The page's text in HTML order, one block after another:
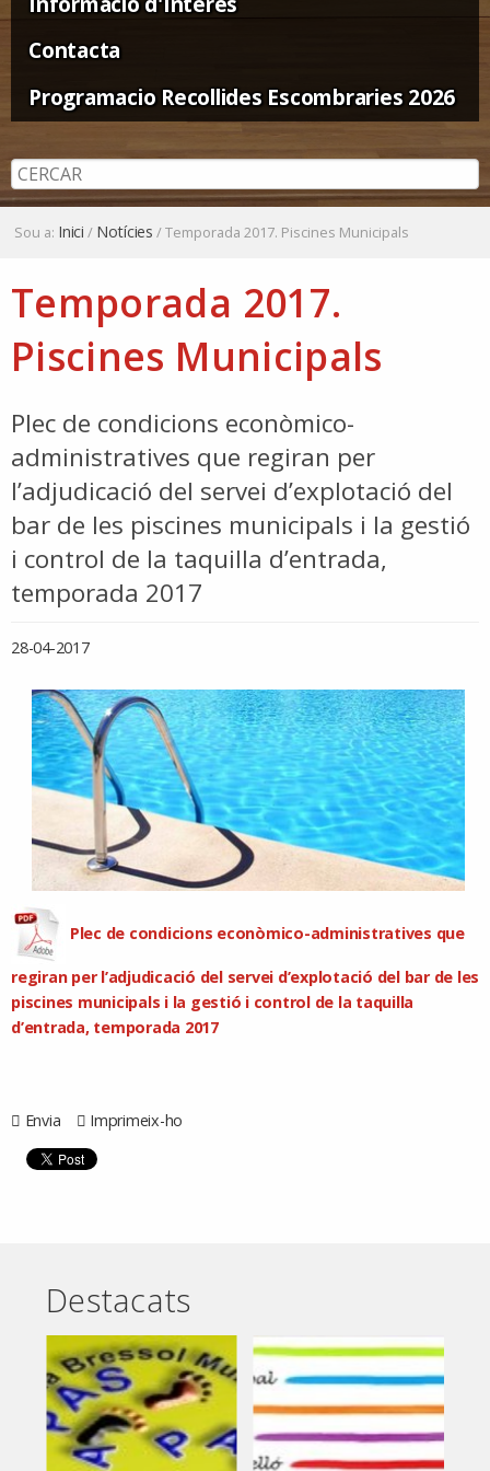
Contacta
Programacio Recollides Escombraries 2026
Sou a: Inici / Notícies /Temporada 2017. Piscines Municipals
Temporada 2017.
Piscines Municipals
Plec de condicions econòmico-
administratives que regiran per
l’adjudicació del servei d’explotació del
bar de les piscines municipals i la gestió
i control de la taquilla d’entrada,
temporada 2017
28-04-2017
Plec de condicions econòmico-administratives que
regiran per l’adjudicació del servei d’explotació del bar de les
piscines municipals i la gestió i control de la taquilla
d’entrada, temporada 2017
Envia Imprimeix-ho
Destacats